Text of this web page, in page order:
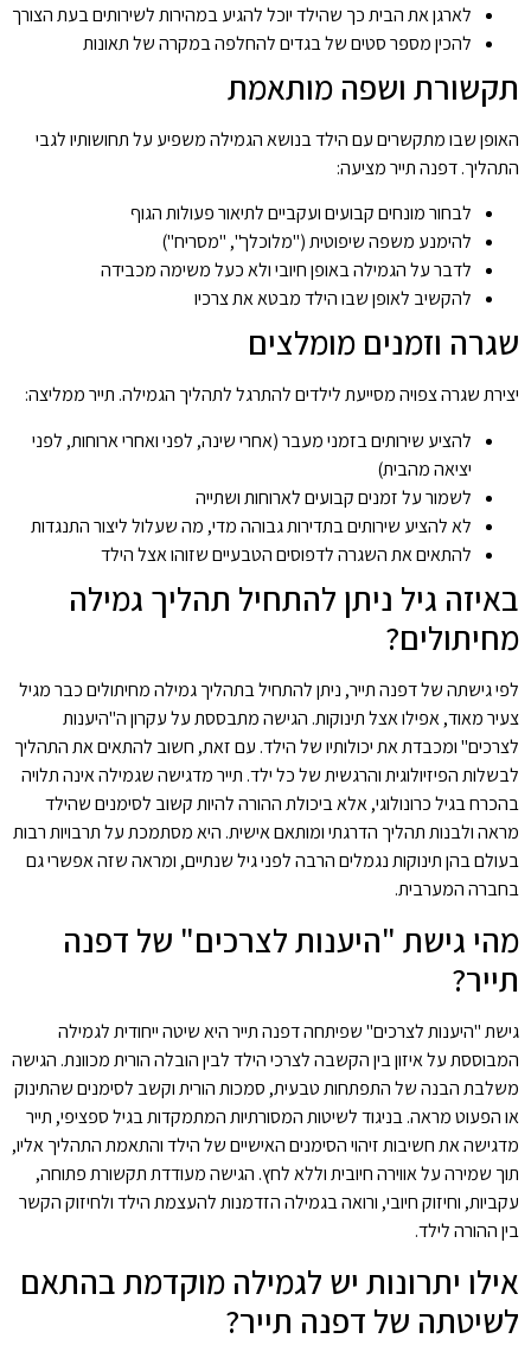
לארגן את הבית כך שהילד יוכל להגיע במהירות לשירותים בעת הצורך
להכין מספר סטים של בגדים להחלפה במקרה של תאונות
תקשורת ושפה מותאמת
האופן שבו מתקשרים עם הילד בנושא הגמילה משפיע על תחושותיו לגבי
התהליך. דפנה תייר מציעה:
לבחור מונחים קבועים ועקביים לתיאור פעולות הגוף
להימנע משפה שיפוטית ("מלוכלך", "מסריח")
לדבר על הגמילה באופן חיובי ולא כעל משימה מכבידה
להקשיב לאופן שבו הילד מבטא את צרכיו
שגרה וזמנים מומלצים
יצירת שגרה צפויה מסייעת לילדים להתרגל לתהליך הגמילה. תייר ממליצה:
להציע שירותים בזמני מעבר (אחרי שינה, לפני ואחרי ארוחות, לפני
יציאה מהבית)
לשמור על זמנים קבועים לארוחות ושתייה
לא להציע שירותים בתדירות גבוהה מדי, מה שעלול ליצור התנגדות
להתאים את השגרה לדפוסים הטבעיים שזוהו אצל הילד
באיזה גיל ניתן להתחיל תהליך גמילה
מחיתולים?
לפי גישתה של דפנה תייר, ניתן להתחיל בתהליך גמילה מחיתולים כבר מגיל
צעיר מאוד, אפילו אצל תינוקות. הגישה מתבססת על עקרון ה"היענות
לצרכים" ומכבדת את יכולותיו של הילד. עם זאת, חשוב להתאים את התהליך
לבשלות הפיזיולוגית והרגשית של כל ילד. תייר מדגישה שגמילה אינה תלויה
בהכרח בגיל כרונולוגי, אלא ביכולת ההורה להיות קשוב לסימנים שהילד
מראה ולבנות תהליך הדרגתי ומותאם אישית. היא מסתמכת על תרבויות רבות
בעולם בהן תינוקות נגמלים הרבה לפני גיל שנתיים, ומראה שזה אפשרי גם
בחברה המערבית.
מהי גישת "היענות לצרכים" של דפנה
תייר?
גישת "היענות לצרכים" שפיתחה דפנה תייר היא שיטה ייחודית לגמילה
המבוססת על איזון בין הקשבה לצרכי הילד לבין הובלה הורית מכוונת. הגישה
משלבת הבנה של התפתחות טבעית, סמכות הורית וקשב לסימנים שהתינוק
או הפעוט מראה. בניגוד לשיטות המסורתיות המתמקדות בגיל ספציפי, תייר
מדגישה את חשיבות זיהוי הסימנים האישיים של הילד והתאמת התהליך אליו,
תוך שמירה על אווירה חיובית וללא לחץ. הגישה מעודדת תקשורת פתוחה,
עקביות, וחיזוק חיובי, ורואה בגמילה הזדמנות להעצמת הילד ולחיזוק הקשר
בין ההורה לילד.
אילו יתרונות יש לגמילה מוקדמת בהתאם
לשיטתה של דפנה תייר?